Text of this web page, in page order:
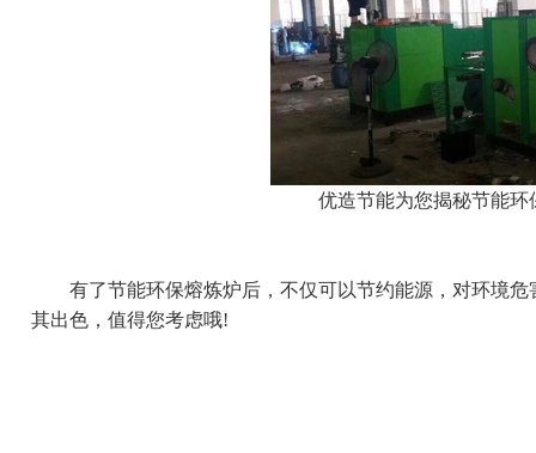
优造节能为您揭秘节能环
有了节能环保熔炼炉后，不仅可以节约能源，对环境危
其出色，值得您考虑哦!